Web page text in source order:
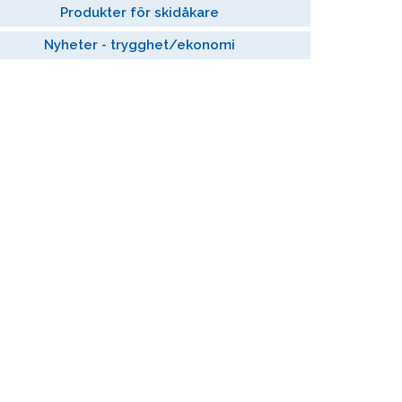
Produkter för skidåkare
Nyheter - trygghet/ekonomi